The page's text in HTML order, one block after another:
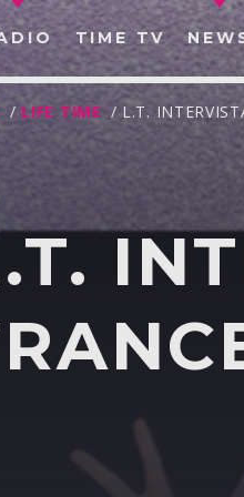
TIME TV
/ LIFE TIME / L.T.